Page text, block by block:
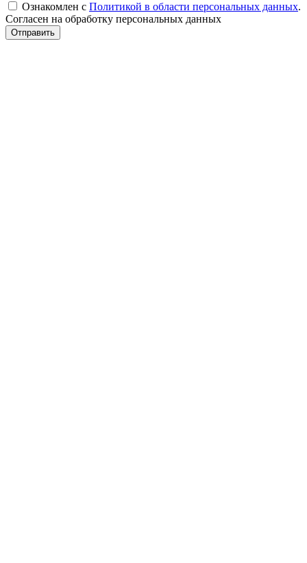
Ознакомлен с Политикой в области персональных данных.
Согласен на обработку персональных данных
Отправить